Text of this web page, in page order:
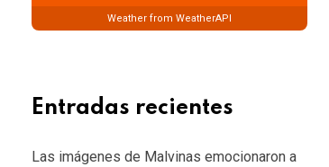
Weather from WeatherAPI
Entradas recientes
Las imágenes de Malvinas emocionaron a